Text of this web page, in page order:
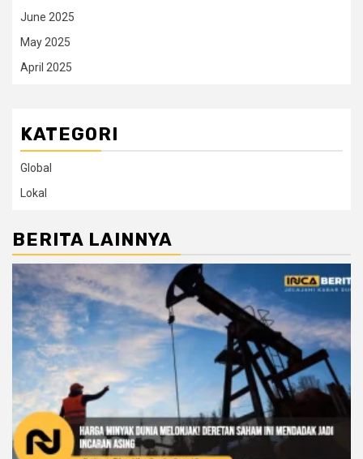
June 2025
May 2025
April 2025
KATEGORI
Global
Lokal
BERITA LAINNYA